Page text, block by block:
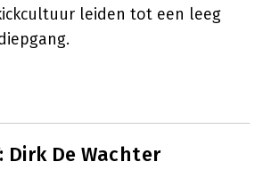
leiden tot een leeg
Dirk De Wachter